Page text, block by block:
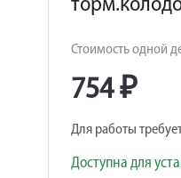
Стоимость одной
754 ₽
Для работы
Доступна для